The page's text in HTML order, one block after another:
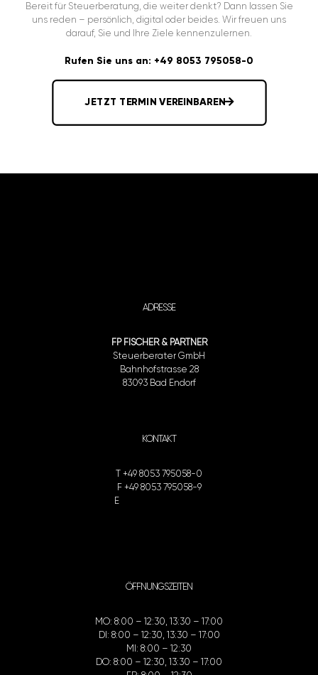
Bereit für Steuerberatung, die weiter denkt? Dann lassen Sie
uns reden – persönlich, digital oder beides. Wir freuen uns
darauf, Sie und Ihre Ziele kennenzulernen.
Rufen Sie uns an: +49 8053 795058-0
JETZT TERMIN VEREINBAREN
ADRESSE
FP FISCHER & PARTNER
Steuerberater GmbH
Bahnhofstrasse 28
83093 Bad Endorf
KONTAKT
T +49 8053 795058-0
F +49 8053 795058-9
E
ÖFFNUNGSZEITEN
MO: 8:00 – 12:30, 13:30 – 17:00
DI: 8:00 – 12:30, 13:30 – 17:00
MI: 8:00 – 12:30
DO: 8:00 – 12:30, 13:30 – 17:00